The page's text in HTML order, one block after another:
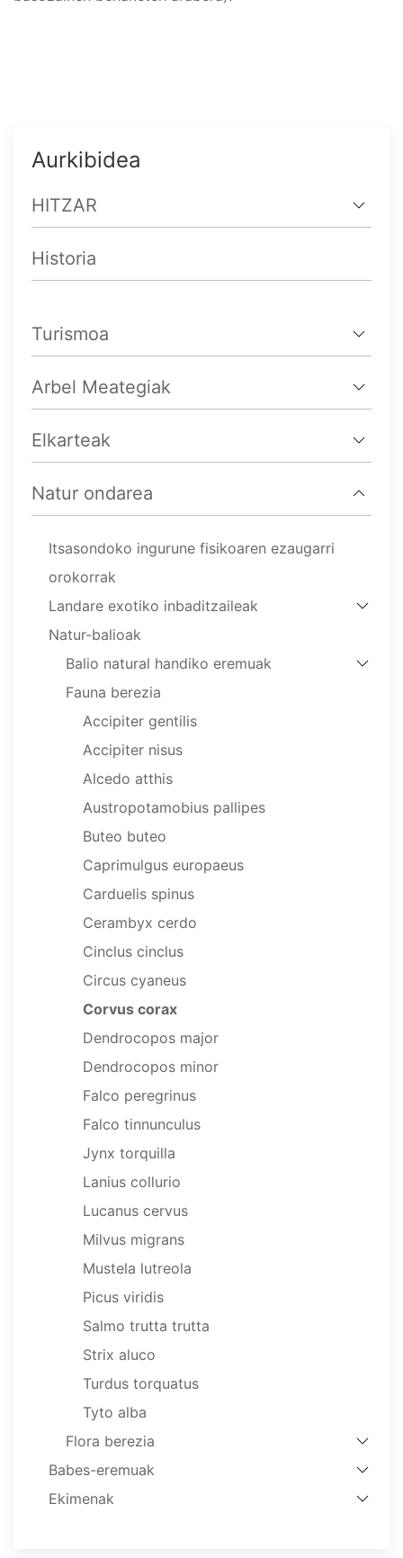
Aurkibidea
HITZAR
Historia
Turismoa
Arbel Meategiak
Elkarteak
Natur ondarea
Itsasondoko ingurune fisikoaren ezaugarri
orokorrak
Landare exotiko inbaditzaileak
Natur-balioak
Balio natural handiko eremuak
Fauna berezia
Accipiter gentilis
Accipiter nisus
Alcedo atthis
Austropotamobius pallipes
Buteo buteo
Caprimulgus europaeus
Carduelis spinus
Cerambyx cerdo
Cinclus cinclus
Circus cyaneus
Corvus corax
Dendrocopos major
Dendrocopos minor
Falco peregrinus
Falco tinnunculus
Jynx torquilla
Lanius collurio
Lucanus cervus
Milvus migrans
Mustela lutreola
Picus viridis
Salmo trutta trutta
Strix aluco
Turdus torquatus
Tyto alba
Flora berezia
Babes-eremuak
Ekimenak